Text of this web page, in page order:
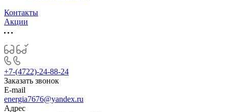
Контакты
Акции
+7-(4722)-24-88-24
Заказать звонок
E-mail
energia7676@yandex.ru
Адрес